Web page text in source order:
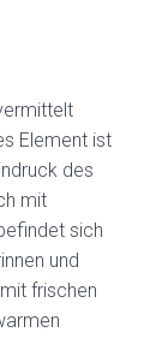
Element ist
des
mit
sich
und
frischen